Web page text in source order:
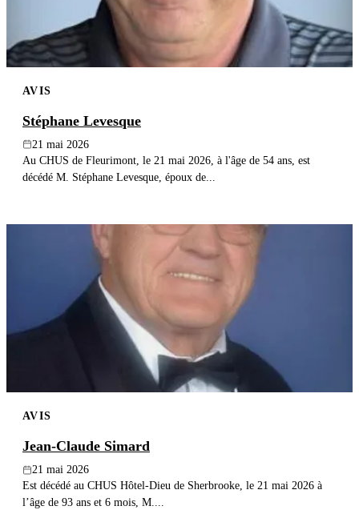
AVIS
Stéphane Levesque
21 mai 2026
Au CHUS de Fleurimont, le 21 mai 2026, à l'âge de 54 ans, est
décédé M. Stéphane Levesque, époux de...
AVIS
Jean-Claude Simard
21 mai 2026
Est décédé au CHUS Hôtel-Dieu de Sherbrooke, le 21 mai 2026 à
l’âge de 93 ans et 6 mois, M....